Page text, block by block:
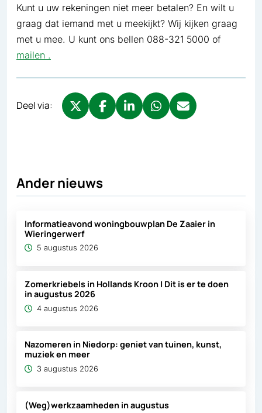
Kunt u uw rekeningen niet meer betalen? En wilt u
graag dat iemand met u meekijkt? Wij kijken graag
met u mee. U kunt ons bellen 088-321 5000 of
mailen .
Deel via:
Ander nieuws
Informatieavond woningbouwplan De Zaaier in
Wieringerwerf
5 augustus 2026
Zomerkriebels in Hollands Kroon | Dit is er te doen
in augustus 2026
4 augustus 2026
Nazomeren in Niedorp: geniet van tuinen, kunst,
muziek en meer
3 augustus 2026
(Weg)werkzaamheden in augustus